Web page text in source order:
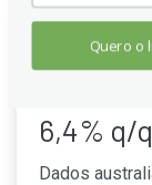
6,4% q/
Dados
Quero o